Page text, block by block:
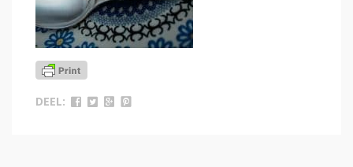
DEEL: